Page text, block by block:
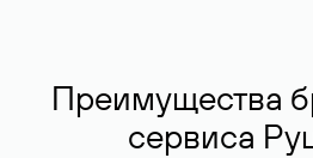
Преимущества
сервиса